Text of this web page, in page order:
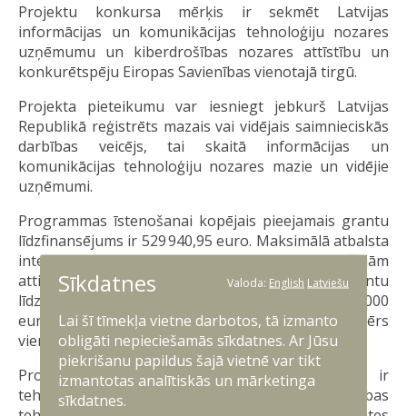
Projektu konkursa mērķis ir sekmēt Latvijas
informācijas un komunikācijas tehnoloģiju nozares
uzņēmumu un kiberdrošības nozares attīstību un
konkurētspēju Eiropas Savienības vienotajā tirgū.
Projekta pieteikumu var iesniegt jebkurš Latvijas
Republikā reģistrēts mazais vai vidējais saimnieciskās
darbības veicējs, tai skaitā informācijas un
komunikācijas tehnoloģiju nozares mazie un vidējie
uzņēmumi.
Programmas īstenošanai kopējais pieejamais grantu
līdzfinansējums ir 529 940,95 euro. Maksimālā atbalsta
intensitāte ir 50% no projekta kopējām tiešajām
attiecināmajām izmaksām. Minimālais grantu
līdzfinansējuma apmērs vienam projektam ir 20 000
euro. Maksimālais grantu līdzfinansējuma apmērs
vienam finansējuma saņēmējam ir 60 000 euro.
Projektu ietvaros atbalstāmās darbības ir
tehnoloģisko risinājumu pilotprojekti, kiberdrošības
Sīkdatnes Valoda: English Latviešu
Lai šī tīmekļa vietne darbotos, tā izmanto
obligāti nepieciešamās sīkdatnes. Ar Jūsu
piekrišanu papildus šajā vietnē var tikt
izmantotas analītiskās un mārketinga
sīkdatnes.